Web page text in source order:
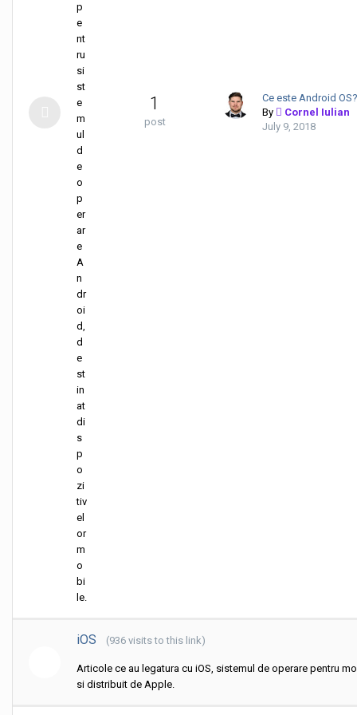
p
e
nt
ru
si
st
e
m
ul
d
e
o
p
er
ar
e
A
n
dr
oi
d,
d
e
st
in
at
di
s
p
o
zi
tiv
el
or
m
o
bi
le.
1
post
Ce este Android OS?
By
Cornel Iulian
July 9, 2018
iOS (936 visits to this link)
Articole ce au legatura cu iOS, sistemul de operare pentru
si distribuit de Apple.